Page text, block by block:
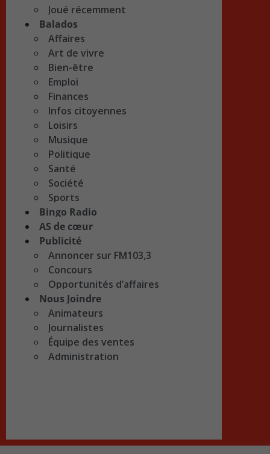
Joué récemment
Balados
Affaires
Art de vivre
Bien-être
Emploi
Finances
Infos citoyennes
Loisirs
Musique
Politique
Santé
Société
Sports
Bingo Radio
AS de cœur
Publicité
Annoncer sur FM103,3
Concours
Opportunités d’affaires
Nous Joindre
Animateurs
Journalistes
Équipe des ventes
Administration